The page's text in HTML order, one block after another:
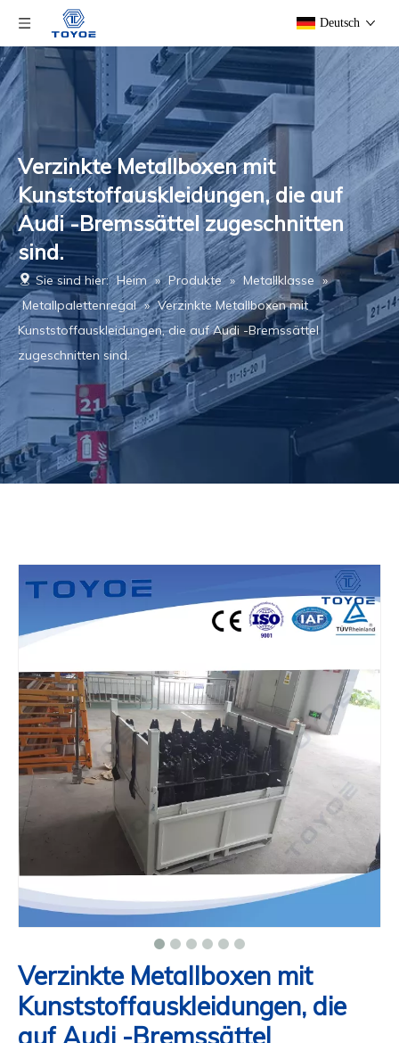
Deutsch
Verzinkte Metallboxen mit
Kunststoffauskleidungen, die auf
Audi -Bremssättel zugeschnitten
sind.
Sie sind hier: Heim » Produkte » Metallklasse »
Metallpalettenregal » Verzinkte Metallboxen mit
Kunststoffauskleidungen, die auf Audi -Bremssättel
zugeschnitten sind.
Verzinkte Metallboxen mit
Kunststoffauskleidungen, die
auf Audi -Bremssättel